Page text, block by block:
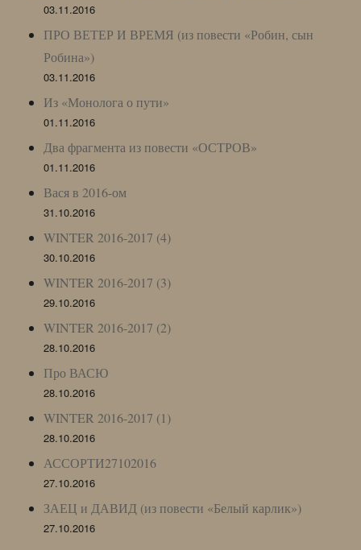
03.11.2016
ПРО ВЕТЕР И ВРЕМЯ (из повести «Робин, сын
Робина»)
03.11.2016
Из «Монолога о пути»
01.11.2016
Два фрагмента из повести «ОСТРОВ»
01.11.2016
Вася в 2016-ом
31.10.2016
WINTER 2016-2017 (4)
30.10.2016
WINTER 2016-2017 (3)
29.10.2016
WINTER 2016-2017 (2)
28.10.2016
Про ВАСЮ
28.10.2016
WINTER 2016-2017 (1)
28.10.2016
АССОРТИ27102016
27.10.2016
ЗАЕЦ и ДАВИД (из повести «Белый карлик»)
27.10.2016